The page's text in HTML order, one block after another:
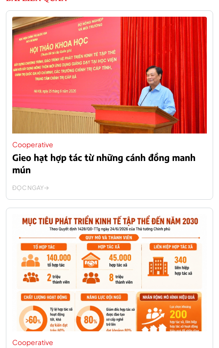
Cooperative
Gieo hạt hợp tác từ những cánh đồng manh
mún
ĐỌC NGAY
Cooperative